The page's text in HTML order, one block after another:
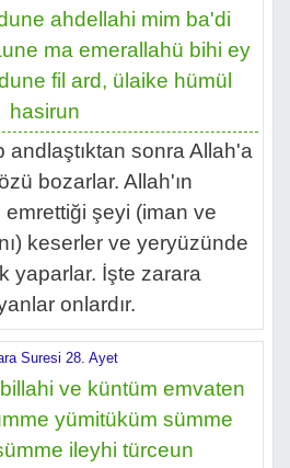
ahdellahi mim ba'di
ma emerallahü bihi ey
fil ard, ülaike hümül
hasirun
andlaştıktan sonra Allah'a
bozarlar. Allah'ın
emrettiği şeyi (iman ve
keserler ve yeryüzünde
yaparlar. İşte zarara
onlardır.
Suresi 28. Ayet
ve küntüm emvaten
yümitüküm sümme
ileyhi türceun